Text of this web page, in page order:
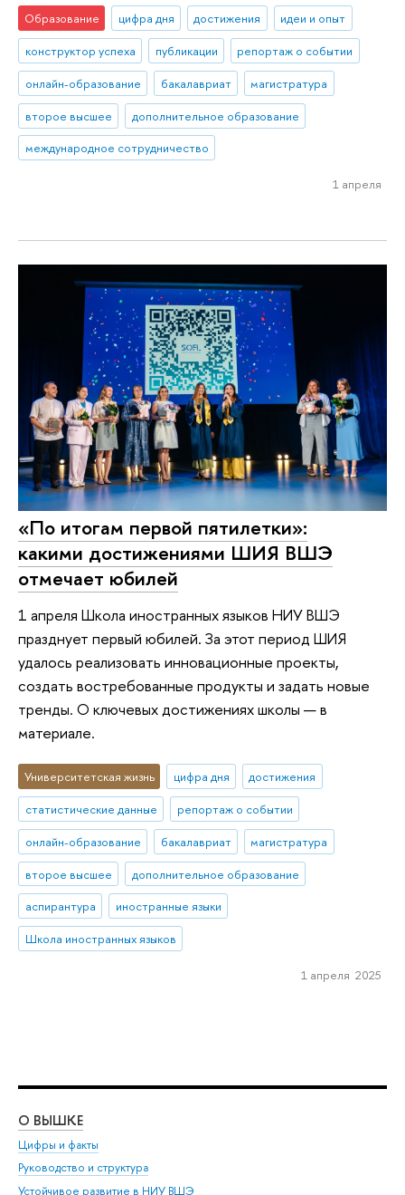
Образование цифра дня достижения
идеи и опыт
конструктор успеха
публикации
репортаж о событии
онлайн-образование
бакалавриат
магистратура
второе высшее
дополнительное образование
международное сотрудничество
1 апреля
«По итогам первой пятилетки»:
какими достижениями ШИЯ ВШЭ
отмечает юбилей
1 апреля Школа иностранных языков НИУ ВШЭ
празднует первый юбилей. За этот период ШИЯ
удалось реализовать инновационные проекты,
создать востребованные продукты и задать новые
тренды. О ключевых достижениях школы — в
материале.
Университетская жизнь цифра дня
достижения
статистические данные
репортаж о событии
онлайн-образование
бакалавриат
магистратура
второе высшее
дополнительное образование
аспирантура
иностранные языки
Школа иностранных языков
1 апреля 2025
О ВЫШКЕ
Цифры и факты
Руководство и структура
Устойчивое развитие в НИУ ВШЭ